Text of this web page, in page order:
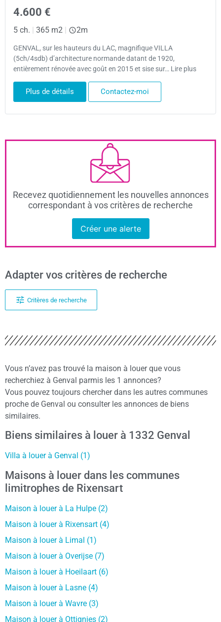
4.600 €
5 ch. | 365 m2 | 2m
GENVAL, sur les hauteurs du LAC, magnifique VILLA
(5ch/4sdb) d’architecture normande datant de 1920,
entièrement rénovée avec goût en 2015 et sise sur… Lire plus
Plus de détails Contactez-moi
Recevez quotidiennement les nouvelles annonces
correspondant à vos critères de recherche
Créer une alerte
Adapter vos critères de recherche
Critères de recherche
Vous n’avez pas trouvé la maison à louer que vous
recherchiez à Genval parmis les 1 annonces?
Vous pouvez toujours chercher dans les autres communes
proche de Genval ou consulter les annonces de biens
similaires.
Biens similaires à louer à 1332 Genval
Villa à louer à Genval (1)
Maisons à louer dans les communes
limitrophes de Rixensart
Maison à louer à La Hulpe (2)
Maison à louer à Rixensart (4)
Maison à louer à Limal (1)
Maison à louer à Overijse (7)
Maison à louer à Hoeilaart (6)
Maison à louer à Lasne (4)
Maison à louer à Wavre (3)
Maison à louer à Ottignies (2)